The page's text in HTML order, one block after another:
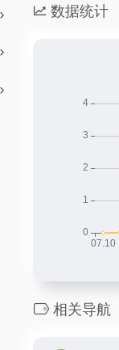
数据统计
相关导航